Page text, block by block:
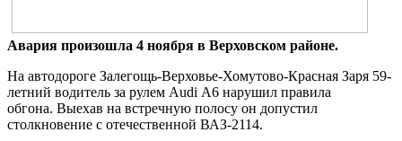
Авария произошла 4 ноября в Верховском районе.
На автодороге Залегощь-Верховье-Хомутово-Красная Заря 59-
летний водитель за рулем Audi А6 нарушил правила
обгона. Выехав на встречную полосу он допустил
столкновение с отечественной ВАЗ-2114.